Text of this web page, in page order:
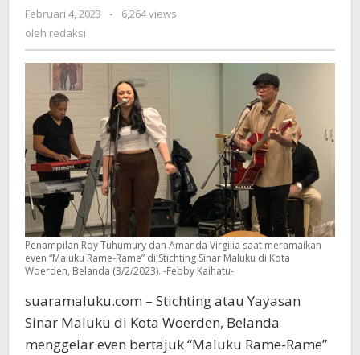
Februari 4, 2023
oleh
-
6,264 views
oleh redaksi
Penampilan Roy Tuhumury dan Amanda Virgilia saat meramaikan
even “Maluku Rame-Rame” di Stichting Sinar Maluku di Kota
Woerden, Belanda (3/2/2023). -Febby Kaihatu-
suaramaluku.com – Stichting atau Yayasan
Sinar Maluku di Kota Woerden, Belanda
menggelar even bertajuk “Maluku Rame-Rame”